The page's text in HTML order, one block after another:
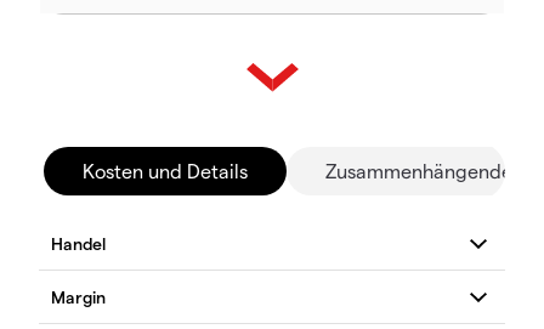
Kosten und Details Zusammenhängende